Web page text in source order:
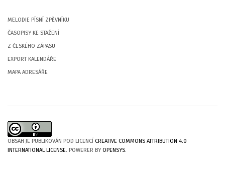
MELODIE PÍSNÍ ZPĚVNÍKU
ČASOPISY KE STAŽENÍ
Z ČESKÉHO ZÁPASU
EXPORT KALENDÁŘE
MAPA ADRESÁŘE
OBSAH JE PUBLIKOVÁN POD LICENCÍ CREATIVE COMMONS ATTRIBUTION 4.0
INTERNATIONAL LICENSE. POWERER BYOPENSYS.